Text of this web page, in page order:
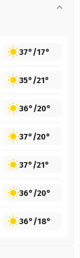
37°/17°
35°/21°
36°/20°
37°/20°
37°/21°
36°/20°
36°/18°